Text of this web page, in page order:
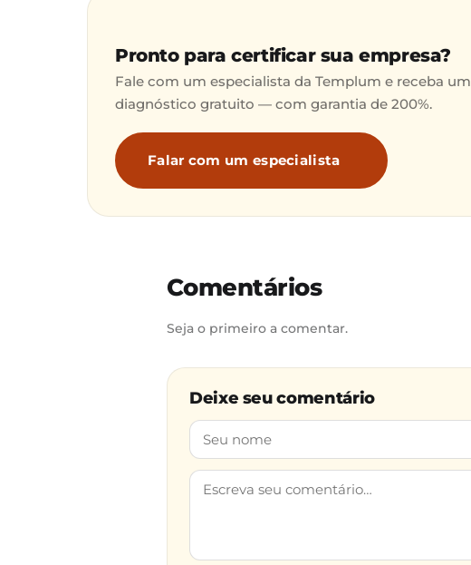
Pronto para certificar sua empresa?
Fale com um especialista da Templum e receba um
diagnóstico gratuito — com garantia de 200%.
Falar com um especialista
Comentários
Seja o primeiro a comentar.
Deixe seu comentário